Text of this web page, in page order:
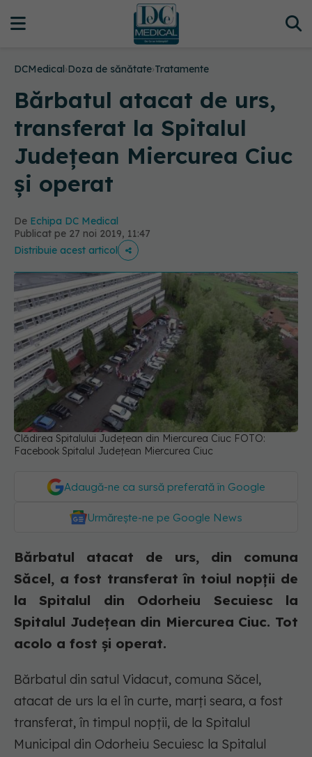
DCMedical›Doza de sănătate›Tratamente
Bărbatul atacat de urs,
transferat la Spitalul
Județean Miercurea Ciuc
și operat
De Echipa DC Medical
Publicat pe 27 noi 2019, 11:47
Distribuie acest articol
Clădirea Spitalului Județean din Miercurea Ciuc FOTO:
Facebook Spitalul Județean Miercurea Ciuc
Adaugă-ne ca sursă preferată în Google
Urmărește-ne pe Google News
Bărbatul atacat de urs, din comuna
Săcel, a fost transferat în toiul nopții de
la Spitalul din Odorheiu Secuiesc la
Spitalul Județean din Miercurea Ciuc. Tot
acolo a fost și operat.
Bărbatul din satul Vidacut, comuna Săcel,
atacat de urs la el în curte, marţi seara, a fost
transferat, în timpul nopţii, de la Spitalul
Municipal din Odorheiu Secuiesc la Spitalul